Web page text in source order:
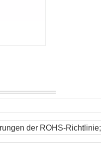
der ROHS-Richtlinie;